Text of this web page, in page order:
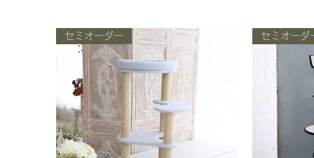
セミオーダー セミオーダ